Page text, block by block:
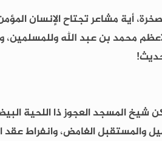
أية مشاعر تجتاح الإنسان
محمد بن عبد الله
شيخ المسجد العجوز ذا اللحية
والمستقبل الغامض، وانفراط